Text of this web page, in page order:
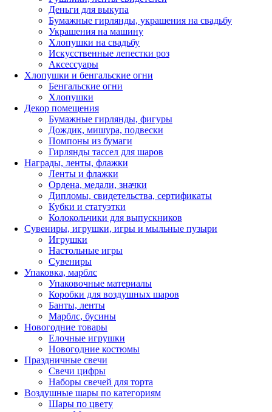
Деньги для выкупа
Бумажные гирлянды, украшения на свадьбу
Украшения на машину
Хлопушки на свадьбу
Искусственные лепестки роз
Аксессуары
Хлопушки и бенгальские огни
Бенгальские огни
Хлопушки
Декор помещения
Бумажные гирлянды, фигуры
Дождик, мишура, подвески
Помпоны из бумаги
Гирлянды тассел для шаров
Награды, ленты, флажки
Ленты и флажки
Ордена, медали, значки
Дипломы, свидетельства, сертификаты
Кубки и статуэтки
Колокольчики для выпускников
Сувениры, игрушки, игры и мыльные пузыри
Игрушки
Настольные игры
Сувениры
Упаковка, марблс
Упаковочные материалы
Коробки для воздушных шаров
Банты, ленты
Марблс, бусины
Новогодние товары
Елочные игрушки
Новогодние костюмы
Праздничные свечи
Свечи цифры
Наборы свечей для торта
Воздушные шары по категориям
Шары по цвету